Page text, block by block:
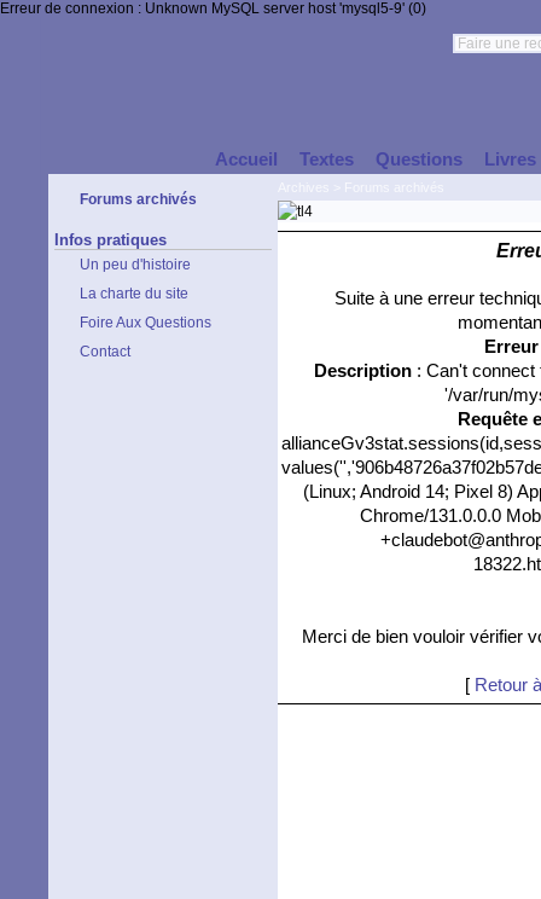
Erreur de connexion : Unknown MySQL server host 'mysql5-9' (0)
Accueil Textes Questions Livres
Forums archivés
Infos pratiques
Un peu d'histoire
La charte du site
Foire Aux Questions
Contact
Suite à une erreur
Description: Can't connect
'/var/run/
Requête
(Linux; Android 14; Pixel 8)
Chrome/131.0.0.0
Merci de bien vouloir vérifier
[ Retour